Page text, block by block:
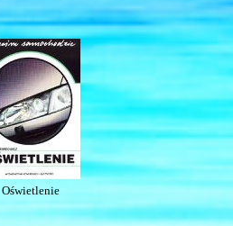
Oświetlenie